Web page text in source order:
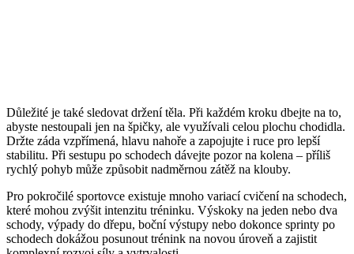
Důležité je také sledovat držení těla. Při každém kroku dbejte na to,
abyste nestoupali jen na špičky, ale využívali celou plochu chodidla.
Držte záda vzpřímená, hlavu nahoře a zapojujte i ruce pro lepší
stabilitu. Při sestupu po schodech dávejte pozor na kolena – příliš
rychlý pohyb může způsobit nadměrnou zátěž na klouby.
Pro pokročilé sportovce existuje mnoho variací cvičení na schodech,
které mohou zvýšit intenzitu tréninku. Výskoky na jeden nebo dva
schody, výpady do dřepu, boční výstupy nebo dokonce sprinty po
schodech dokážou posunout trénink na novou úroveň a zajistit